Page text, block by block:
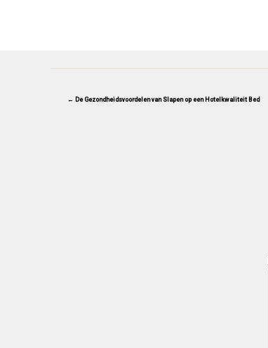
← De Gezondheidsvoordelen van Slapen op een Hotelkwaliteit Bed